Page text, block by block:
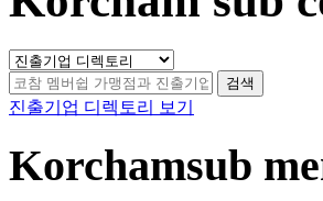
검색
진출기업 디렉토리 보기
Korchamsub